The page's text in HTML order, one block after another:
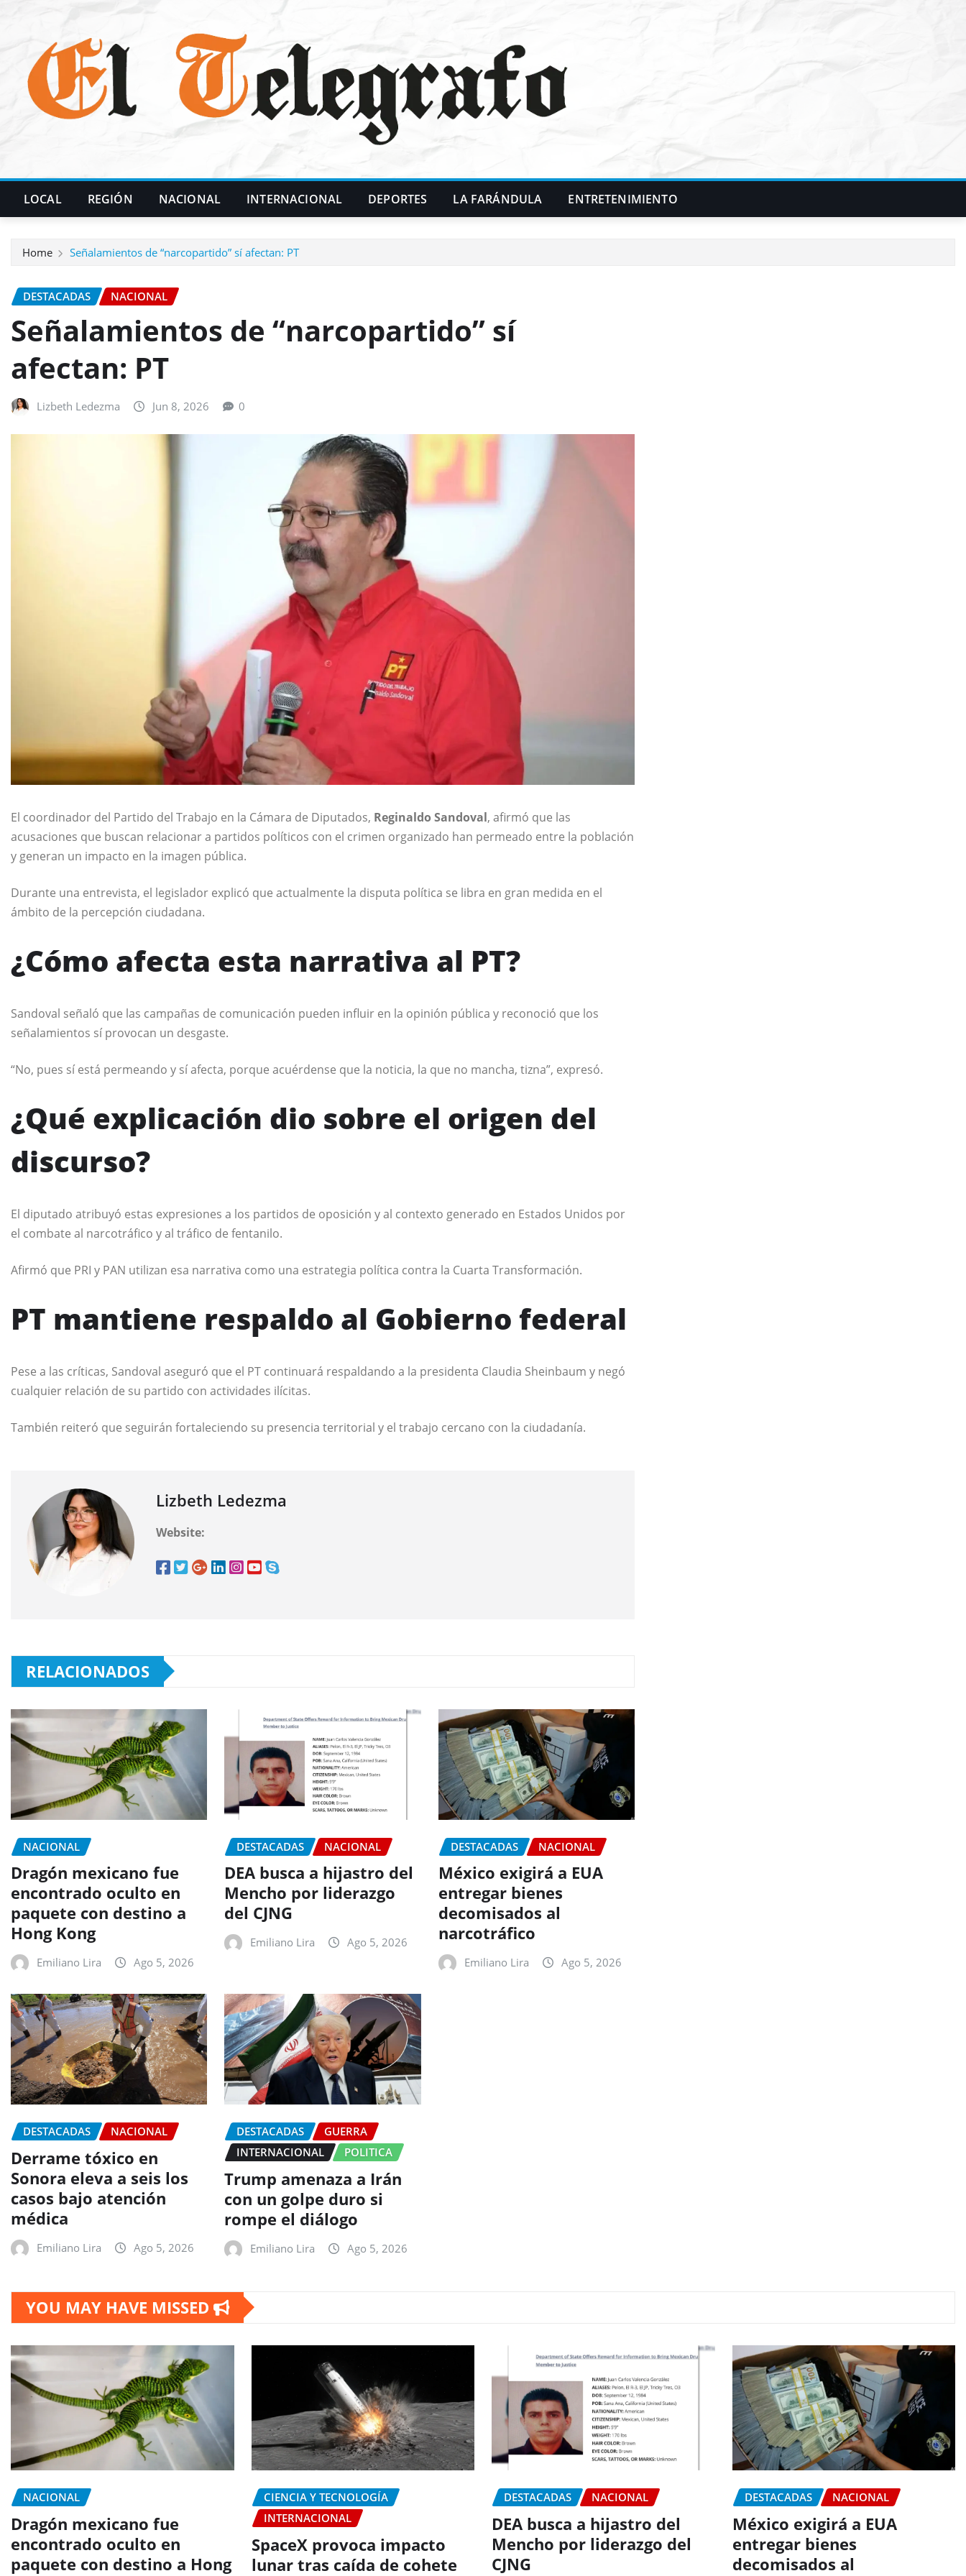
LOCAL REGIÓN NACIONAL INTERNACIONAL DEPORTES LA FARÁNDULA ENTRETENIMIENTO
Home Señalamientos de “narcopartido” sí afectan: PT
DESTACADAS NACIONAL
Señalamientos de “narcopartido” sí
afectan: PT
Lizbeth Ledezma Jun 8, 2026 0
El coordinador del Partido del Trabajo en la Cámara de Diputados, Reginaldo Sandoval, afirmó que las
acusaciones que buscan relacionar a partidos políticos con el crimen organizado han permeado entre la población
y generan un impacto en la imagen pública.
Durante una entrevista, el legislador explicó que actualmente la disputa política se libra en gran medida en el
ámbito de la percepción ciudadana.
¿Cómo afecta esta narrativa al PT?
Sandoval señaló que las campañas de comunicación pueden influir en la opinión pública y reconoció que los
señalamientos sí provocan un desgaste.
“No, pues sí está permeando y sí afecta, porque acuérdense que la noticia, la que no mancha, tizna”, expresó.
¿Qué explicación dio sobre el origen del
discurso?
El diputado atribuyó estas expresiones a los partidos de oposición y al contexto generado en Estados Unidos por
el combate al narcotráfico y al tráfico de fentanilo.
Afirmó que PRI y PAN utilizan esa narrativa como una estrategia política contra la Cuarta Transformación.
PT mantiene respaldo al Gobierno federal
Pese a las críticas, Sandoval aseguró que el PT continuará respaldando a la presidenta Claudia Sheinbaum y negó
cualquier relación de su partido con actividades ilícitas.
También reiteró que seguirán fortaleciendo su presencia territorial y el trabajo cercano con la ciudadanía.
Lizbeth Ledezma
Website:
RELACIONADOS
NACIONAL
Dragón mexicano fue
encontrado oculto en
paquete con destino a
Hong Kong
Emiliano Lira Ago 5, 2026
DESTACADAS NACIONAL
DEA busca a hijastro del
Mencho por liderazgo
del CJNG
Emiliano Lira Ago 5, 2026
DESTACADAS NACIONAL
México exigirá a EUA
entregar bienes
decomisados al
narcotráfico
Emiliano Lira Ago 5, 2026
DESTACADAS NACIONAL
Derrame tóxico en
Sonora eleva a seis los
casos bajo atención
médica
Emiliano Lira Ago 5, 2026
DESTACADAS
GUERRA
INTERNACIONAL
POLITICA
Trump amenaza a Irán
con un golpe duro si
rompe el diálogo
Emiliano Lira Ago 5, 2026
YOU MAY HAVE MISSED
NACIONAL
Dragón mexicano fue
encontrado oculto en
paquete con destino a Hong
CIENCIA Y TECNOLOGÍA
INTERNACIONAL
SpaceX provoca impacto
lunar tras caída de cohete
DESTACADAS NACIONAL
DEA busca a hijastro del
Mencho por liderazgo del
CJNG
DESTACADAS NACIONAL
México exigirá a EUA
entregar bienes
decomisados al